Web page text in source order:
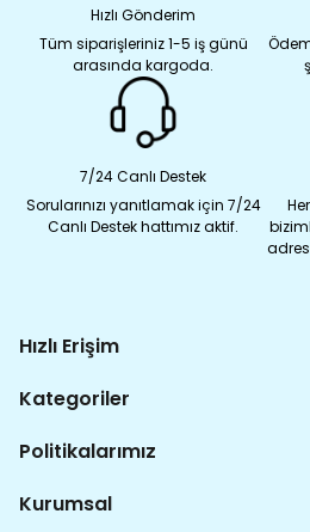
Hızlı Gönderim
Tüm siparişleriniz 1-5 iş günü
arasında kargoda.
7/24 Canlı Destek
Sorularınızı yanıtlamak için 7/24
Canlı Destek hattımız aktif.
Hızlı Erişim
Kategoriler
Politikalarımız
Kurumsal